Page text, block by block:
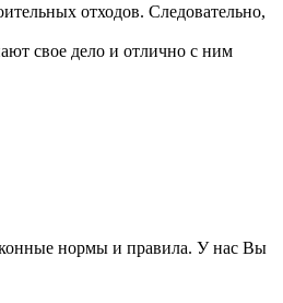
отходов. Следовательно,
свое дело и отлично с ним
нормы и правила. У нас Вы